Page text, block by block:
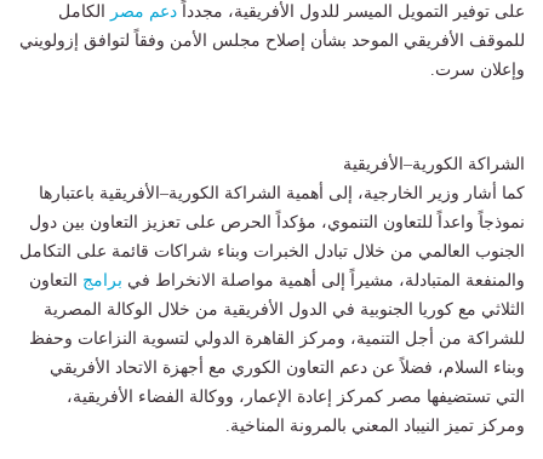
على توفير التمويل الميسر للدول الأفريقية، مجدداً دعم مصر الكامل
للموقف الأفريقي الموحد بشأن إصلاح مجلس الأمن وفقاً لتوافق إزولويني
وإعلان سرت.
الشراكة الكورية–الأفريقية
كما أشار وزير الخارجية، إلى أهمية الشراكة الكورية–الأفريقية باعتبارها
نموذجاً واعداً للتعاون التنموي، مؤكداً الحرص على تعزيز التعاون بين دول
الجنوب العالمي من خلال تبادل الخبرات وبناء شراكات قائمة على التكامل
والمنفعة المتبادلة، مشيراً إلى أهمية مواصلة الانخراط في برامج التعاون
الثلاثي مع كوريا الجنوبية في الدول الأفريقية من خلال الوكالة المصرية
للشراكة من أجل التنمية، ومركز القاهرة الدولي لتسوية النزاعات وحفظ
وبناء السلام، فضلاً عن دعم التعاون الكوري مع أجهزة الاتحاد الأفريقي
التي تستضيفها مصر كمركز إعادة الإعمار، ووكالة الفضاء الأفريقية،
ومركز تميز النيباد المعني بالمرونة المناخية.